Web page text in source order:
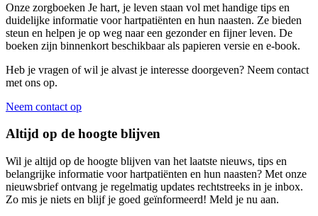
Onze zorgboeken Je hart, je leven staan vol met handige tips en
duidelijke informatie voor hartpatiënten en hun naasten. Ze bieden
steun en helpen je op weg naar een gezonder en fijner leven. De
boeken zijn binnenkort beschikbaar als papieren versie en e-book.
Heb je vragen of wil je alvast je interesse doorgeven? Neem contact
met ons op.
Neem contact op
Altijd op de hoogte blijven
Wil je altijd op de hoogte blijven van het laatste nieuws, tips en
belangrijke informatie voor hartpatiënten en hun naasten? Met onze
nieuwsbrief ontvang je regelmatig updates rechtstreeks in je inbox.
Zo mis je niets en blijf je goed geïnformeerd! Meld je nu aan.